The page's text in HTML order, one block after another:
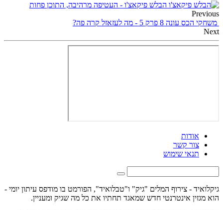
הבלש פיקאצ'ו - העטיפה מרהיבה, התוכן פחות
Previous
משחקי הכס עונה 8 פרק 5 - מה לעזאזל קרה פה?
Next
אודות
צור קשר
תנאי שימוש
גיקלואיד - צירוף המלים "גיק" ו"טבלואיד", הפורמט בו מודפס עיתון יומי -
הוא מגזין אינטרנטי חדש שמאגד תחתיו את כל מה שגיק ומעניין.